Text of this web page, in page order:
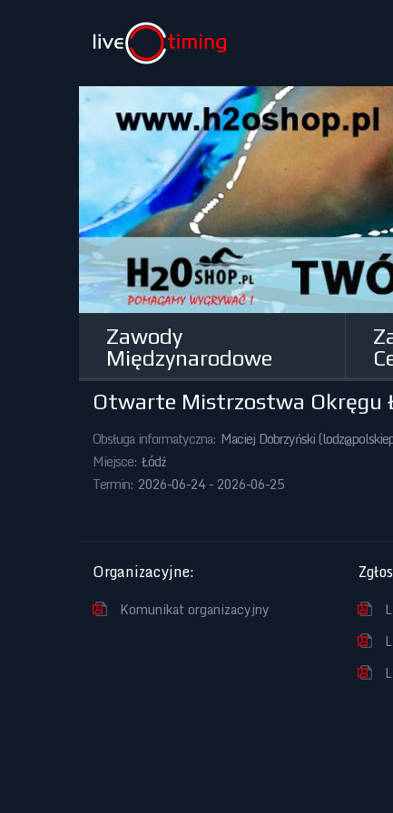
Zawody
Międzynarodowe
Otwarte Mistrzostwa Okręgu
Obsługa informatyczna: Maciej Dobrzyński (
Miejsce: Łódź
Termin: 2026-06-24 - 2026-06-25
Organizacyjne:
Komunikat organizacyjny